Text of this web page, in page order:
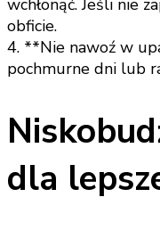
obficie.
4. **Nie nawoź w
pochmurne dni lub
dla